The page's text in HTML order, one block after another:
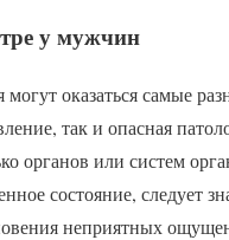
у мужчин
оказаться самые
так и опасная
органов или систем
состояние, следует
неприятных